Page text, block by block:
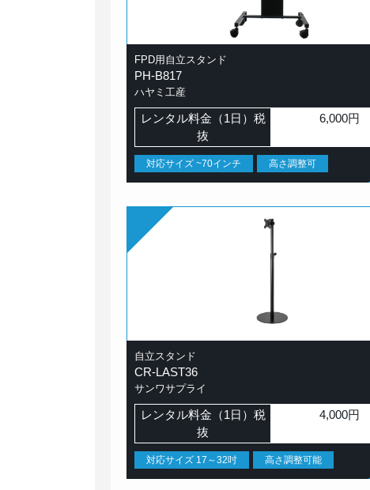
FPD用自立スタンド
PH-B817
ハヤミ工産
レンタル料金（1日）税
抜
6,000円
対応サイズ ~70インチ 高さ調整可
自立スタンド
CR-LAST36
サンワサプライ
レンタル料金（1日）税
抜
4,000円
対応サイズ 17～32吋 高さ調整可能